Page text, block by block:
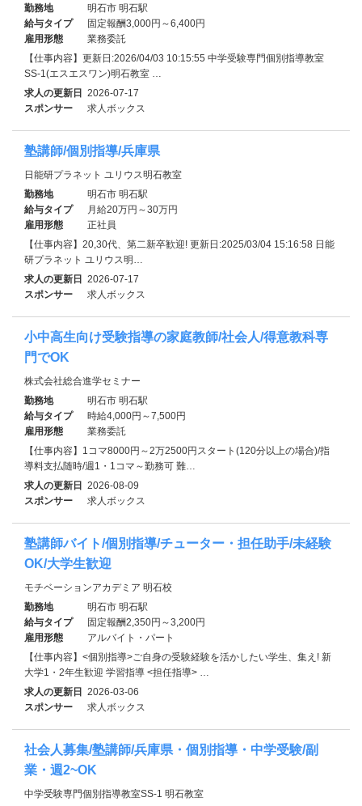
勤務地
明石市 明石駅
給与タイプ
固定報酬3,000円～6,400円
雇用形態
業務委託
【仕事内容】更新日:2026/04/03 10:15:55 中学受験専門個別指導教室
SS-1(エスエスワン)明石教室 …
求人の更新日 2026-07-17
スポンサー
求人ボックス
塾講師/個別指導/兵庫県
日能研プラネット ユリウス明石教室
勤務地
明石市 明石駅
給与タイプ
月給20万円～30万円
雇用形態
正社員
【仕事内容】20,30代、第二新卒歓迎! 更新日:2025/03/04 15:16:58 日能
研プラネット ユリウス明…
求人の更新日 2026-07-17
スポンサー
求人ボックス
小中高生向け受験指導の家庭教師/社会人/得意教科専
門でOK
株式会社総合進学セミナー
勤務地
明石市 明石駅
給与タイプ
時給4,000円～7,500円
雇用形態
業務委託
【仕事内容】1コマ8000円～2万2500円スタート(120分以上の場合)/指
導料支払随時/週1・1コマ～勤務可 難…
求人の更新日 2026-08-09
スポンサー
求人ボックス
塾講師バイト/個別指導/チューター・担任助手/未経験
OK/大学生歓迎
モチベーションアカデミア 明石校
勤務地
明石市 明石駅
給与タイプ
固定報酬2,350円～3,200円
雇用形態
アルバイト・パート
【仕事内容】<個別指導>ご自身の受験経験を活かしたい学生、集え! 新
大学1・2年生歓迎 学習指導 <担任指導> …
求人の更新日 2026-03-06
スポンサー
求人ボックス
社会人募集/塾講師/兵庫県・個別指導・中学受験/副
業・週2~OK
中学受験専門個別指導教室SS-1 明石教室